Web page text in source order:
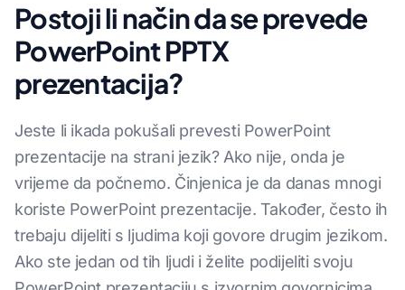
Postoji li način da se prevede
PowerPoint PPTX
prezentacija?
Jeste li ikada pokušali prevesti PowerPoint
prezentacije na strani jezik? Ako nije, onda je
vrijeme da počnemo. Činjenica je da danas mnogi
koriste PowerPoint prezentacije. Također, često ih
trebaju dijeliti s ljudima koji govore drugim jezikom.
Ako ste jedan od tih ljudi i želite podijeliti svoju